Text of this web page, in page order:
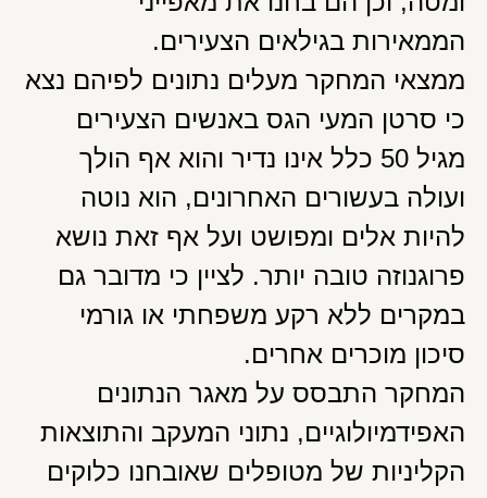
הממאירות בגילאים הצעירים.
ממצאי המחקר מעלים נתונים לפיהם נצא
כי סרטן המעי הגס באנשים הצעירים
מגיל 50 כלל אינו נדיר והוא אף הולך
ועולה בעשורים האחרונים, הוא נוטה
להיות אלים ומפושט ועל אף זאת נושא
פרוגנוזה טובה יותר. לציין כי מדובר גם
במקרים ללא רקע משפחתי או גורמי
סיכון מוכרים אחרים.
המחקר התבסס על מאגר הנתונים
האפידמיולוגיים, נתוני המעקב והתוצאות
הקליניות של מטופלים שאובחנו כלוקים